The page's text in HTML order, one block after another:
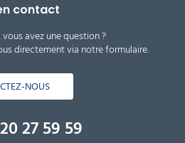
contact
avez une question ?
directement via notre formulaire.
NOUS
27 59 59